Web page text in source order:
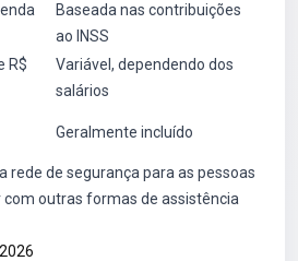
Baseada nas contribuições
ao INSS
R$
Variável, dependendo dos
salários
Geralmente incluído
rede de segurança para as pessoas
outras formas de assistência